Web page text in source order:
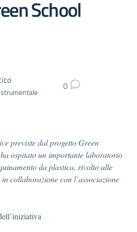
School
0
previste dal progetto Green
ospitato un importante laboratorio
da plastica, rivolto alle
collaborazione con l’associazione